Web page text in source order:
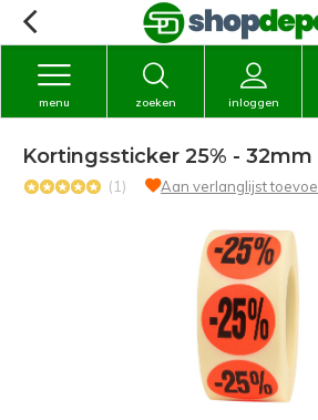
zoeken inloggen
menu
Kortingssticker 25% -
(1) Aan verlanglijst